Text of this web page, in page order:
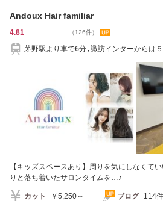
Andoux Hair familiar
4.81 （126件）
茅野駅より車で6分,諏訪インターからは
【キッズスペースあり】周りを気にしなくて
りと落ち着いたサロンタイムを…♪
カット ￥5,250～ ブログ 114件